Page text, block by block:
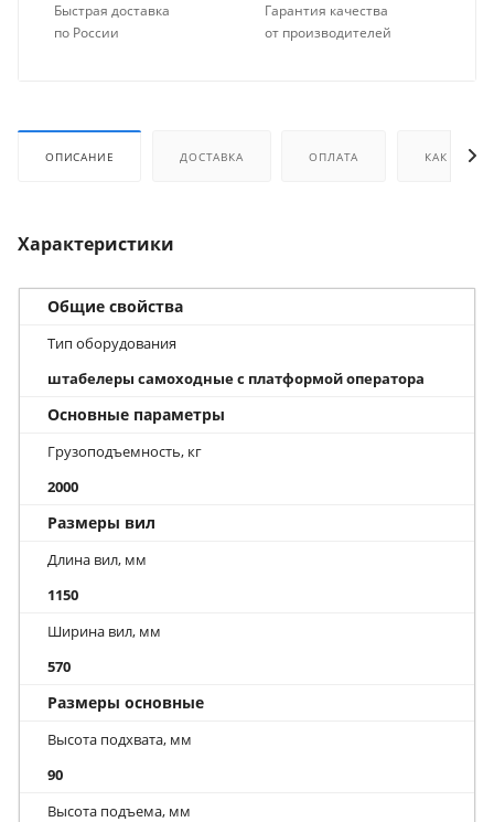
Быстрая доставка
по России
Гарантия качества
от производителей
ОПИСАНИЕ ДОСТАВКА ОПЛАТА КАК
Характеристики
Общие свойства
Тип оборудования
штабелеры самоходные с платформой оператора
Основные параметры
Грузоподъемность, кг
2000
Размеры вил
Длина вил, мм
1150
Ширина вил, мм
570
Размеры основные
Высота подхвата, мм
90
Высота подъема, мм